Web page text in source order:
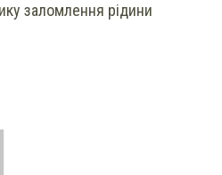
заломлення рідини